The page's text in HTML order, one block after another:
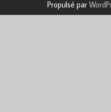
Propulsé par